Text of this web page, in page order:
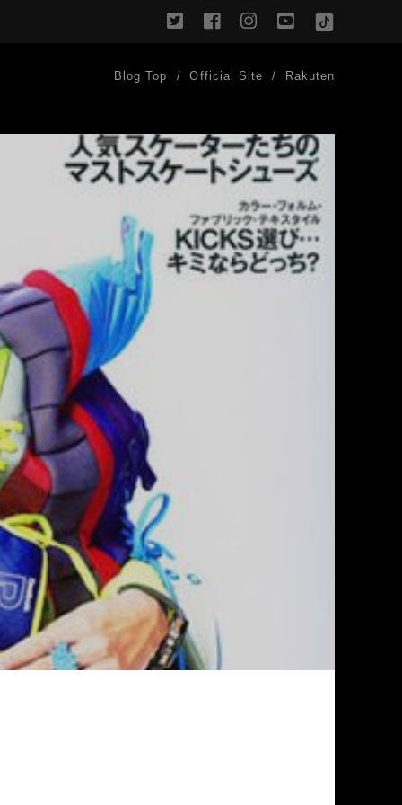
twitterfacebookinstagram
youtube
TikTok
Blog Top Official Site Rakuten